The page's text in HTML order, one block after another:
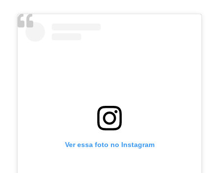
Ver essa foto no Instagram